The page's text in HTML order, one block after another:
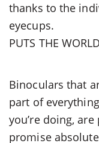
thanks to the
eyecups.
PUTS THE
Binoculars that
part of
you’re doing,
promise